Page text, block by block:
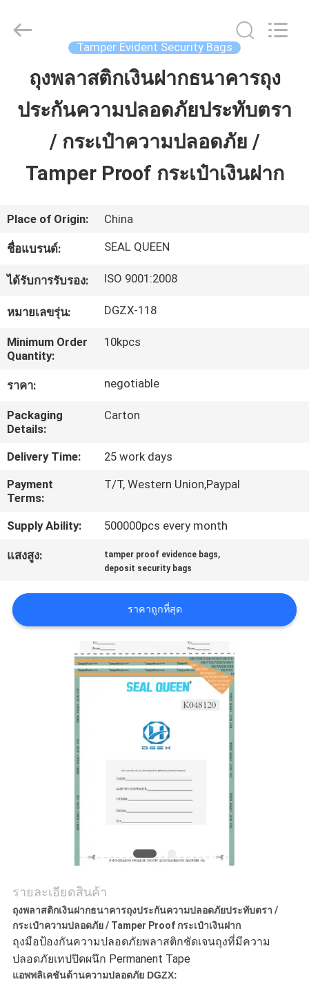
บ้าน
เกี่ยว
กับ
เรา
ควบคุม
คุณภาพ
ติดต่อ
เรา
ขอ
เสนอ
ตัว
Packing
Material
Reserved.
Tamper Evident Security Bags
ถุงพลาสติกเงินฝากธนาคารถุง
ประกันความปลอดภัยประทับตรา
/ กระเป๋าความปลอดภัย /
Tamper Proof กระเป๋าเงินฝาก
Place of Origin: China
ชื่อแบรนด์: SEAL QUEEN
ได้รับการรับรอง: ISO 9001:2008
หมายเลขรุ่น: DGZX-118
Minimum Order
Quantity:
10kpcs
ราคา: negotiable
Packaging
Details:
Carton
Delivery Time:
25 work days
Payment
Terms:
T/T, Western Union,Paypal
Supply Ability: 500000pcs every month
แสงสูง: tamper proof evidence bags,
deposit security bags
ราคาถูกที่สุด
รายละเอียดสินค้า
ถุงพลาสติกเงินฝากธนาคารถุงประกันความปลอดภัยประทับตรา /
กระเป๋าความปลอดภัย / Tamper Proof กระเป๋าเงินฝาก
ถุงมือป้องกันความปลอดภัยพลาสติกชัดเจนถุงที่มีความ
ปลอดภัยเทปปิดผนึก Permanent Tape
แอพพลิเคชันด้านความปลอดภัย DGZX: